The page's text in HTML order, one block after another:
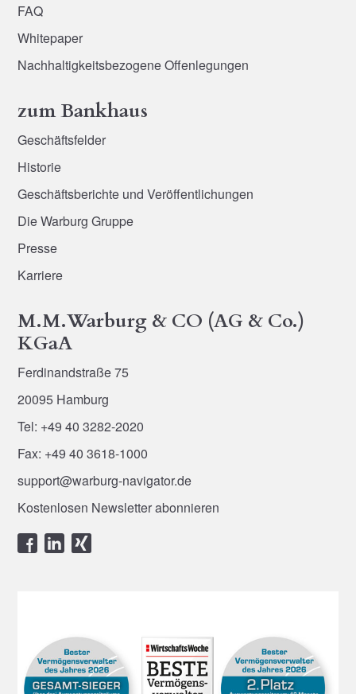
FAQ
Whitepaper
Nachhaltigkeitsbezogene Offenlegungen
zum Bankhaus
Geschäftsfelder
Historie
Geschäftsberichte und Veröffentlichungen
Die Warburg Gruppe
Presse
Karriere
M.M.Warburg & CO (AG & Co.)
KGaA
Ferdinandstraße 75
20095 Hamburg
Tel: +49 40 3282-2020
Fax: +49 40 3618-1000
support@warburg-navigator.de
Kostenlosen Newsletter abonnieren